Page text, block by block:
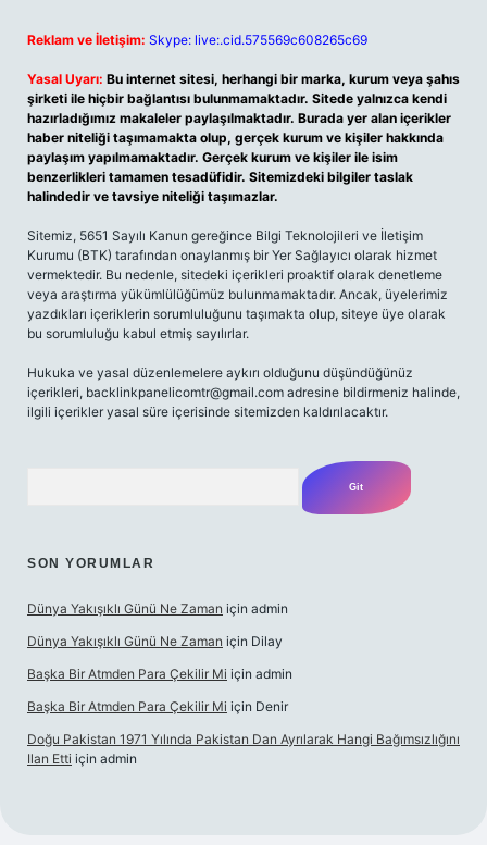
Reklam ve İletişim: Skype: live:.cid.575569c608265c69
Yasal Uyarı: Bu internet sitesi, herhangi bir marka, kurum veya şahıs
şirketi ile hiçbir bağlantısı bulunmamaktadır. Sitede yalnızca kendi
hazırladığımız makaleler paylaşılmaktadır. Burada yer alan içerikler
haber niteliği taşımamakta olup, gerçek kurum ve kişiler hakkında
paylaşım yapılmamaktadır. Gerçek kurum ve kişiler ile isim
benzerlikleri tamamen tesadüfidir. Sitemizdeki bilgiler taslak
halindedir ve tavsiye niteliği taşımazlar.
Sitemiz, 5651 Sayılı Kanun gereğince Bilgi Teknolojileri ve İletişim
Kurumu (BTK) tarafından onaylanmış bir Yer Sağlayıcı olarak hizmet
vermektedir. Bu nedenle, sitedeki içerikleri proaktif olarak denetleme
veya araştırma yükümlülüğümüz bulunmamaktadır. Ancak, üyelerimiz
yazdıkları içeriklerin sorumluluğunu taşımakta olup, siteye üye olarak
bu sorumluluğu kabul etmiş sayılırlar.
Hukuka ve yasal düzenlemelere aykırı olduğunu düşündüğünüz
içerikleri, backlinkpanelicomtr@gmail.com adresine bildirmeniz halinde,
ilgili içerikler yasal süre içerisinde sitemizden kaldırılacaktır.
SON YORUMLAR
Dünya Yakışıklı Günü Ne Zaman için admin
Dünya Yakışıklı Günü Ne Zaman için Dilay
Başka Bir Atmden Para Çekilir Mi için admin
Başka Bir Atmden Para Çekilir Mi için Denir
Doğu Pakistan 1971 Yılında Pakistan Dan Ayrılarak Hangi Bağımsızlığını
Ilan Etti için admin